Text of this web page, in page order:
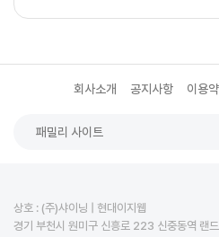
회사소개 공지사항 이용
패밀리 사이트
상호 : (주)샤이닝 | 현대이지웹
경기 부천시 원미구 신흥로 223 신중동역 랜